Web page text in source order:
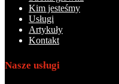
Kim jesteśmy
Usługi
Artykuły
Kontakt
Nasze usługi